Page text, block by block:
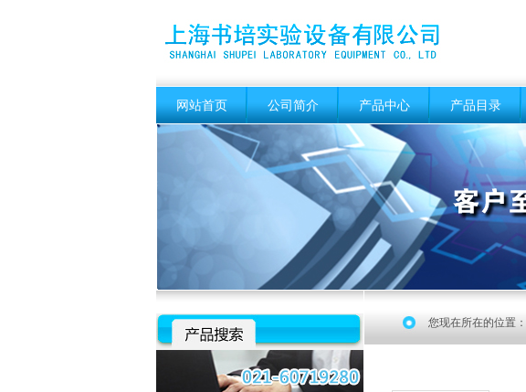
网站首页 公司简介 产品中心 产品目录
您现在所在的位置：